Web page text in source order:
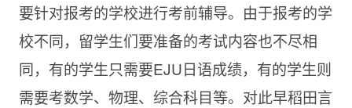
要针对报考的学校进行考前辅导。由于报考的学
校不同，留学生们要准备的考试内容也不尽相
同，有的学生只需要EJU日语成绩，有的学生则
需要考数学、物理、综合科目等。对此早稻田言